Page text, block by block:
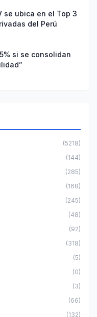
se ubica en el Top 3
del Perú
si se consolidan
(5218)
(144)
(285)
(168)
(245)
(48)
(92)
(318)
(5)
(0)
(3)
(66)
(132)